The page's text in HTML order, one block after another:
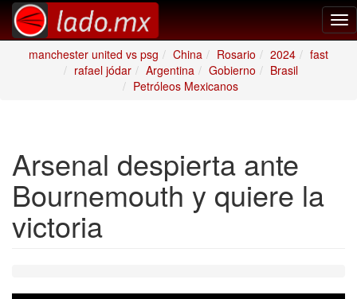
manchester united vs psg
China Rosario 2024
fast
rafael jódar
Argentina Gobierno
Brasil
Petróleos Mexicanos
Arsenal despierta ante
Bournemouth y quiere la
victoria